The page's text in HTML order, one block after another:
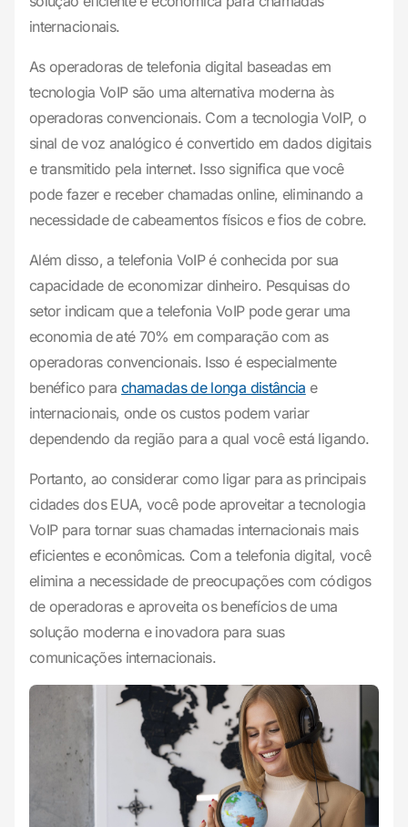
internacionais.
As operadoras de telefonia digital baseadas em
tecnologia VoIP são uma alternativa moderna às
operadoras convencionais. Com a tecnologia VoIP, o
sinal de voz analógico é convertido em dados digitais
e transmitido pela internet. Isso significa que você
pode fazer e receber chamadas online, eliminando a
necessidade de cabeamentos físicos e fios de cobre.
Além disso, a telefonia VoIP é conhecida por sua
capacidade de economizar dinheiro. Pesquisas do
setor indicam que a telefonia VoIP pode gerar uma
economia de até 70% em comparação com as
operadoras convencionais. Isso é especialmente
benéfico parachamadas de longa distância e
internacionais, onde os custos podem variar
dependendo da região para a qual você está ligando.
Portanto, ao considerar como ligar para as principais
cidades dos EUA, você pode aproveitar a tecnologia
VoIP para tornar suas chamadas internacionais mais
eficientes e econômicas. Com a telefonia digital, você
elimina a necessidade de preocupações com códigos
de operadoras e aproveita os benefícios de uma
solução moderna e inovadora para suas
comunicações internacionais.